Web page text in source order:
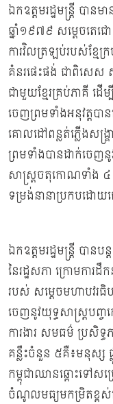
ឯកឧត្តមរដ្ឋមន្ដ្រី បាន
ឆ្នាំ១៩៧៩ សម្តេចតេ
ការវិលត្រឡប់របស់ខ្មែ
គំនរផេះផង់ ជាពិសេស
ជាមួយខ្មែរគ្រប់ភាគី ដើ
ចេញព្រមទាំងអនុវត្តប
គោលដៅពន្លត់ភ្លើងសង្គ្
ព្រមទាំងបានដាក់ចេញ
សាស្រ្តចតុកោណទាំង ៤
ទម្រង់នានាប្រកបដោ
ឯកឧត្តមរដ្ឋមន្ដ្រី បានប
នៃរដ្ឋសភា ក្រោមការ
របស់ សម្តេចមហាបវរធិ
ចេញនូវយុទ្ធសាស្រ្តប
ការងារ សមធម៌ ប្រសិ
គន្លឹះចំនួន ៥គឺ៖មនុស្ស ផ្
កម្ពុជាឈានឆ្ពោះទៅសម្
ចំណូលមធ្យមកម្រិតខ្ព